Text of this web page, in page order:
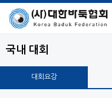
국내 대회
대회요강